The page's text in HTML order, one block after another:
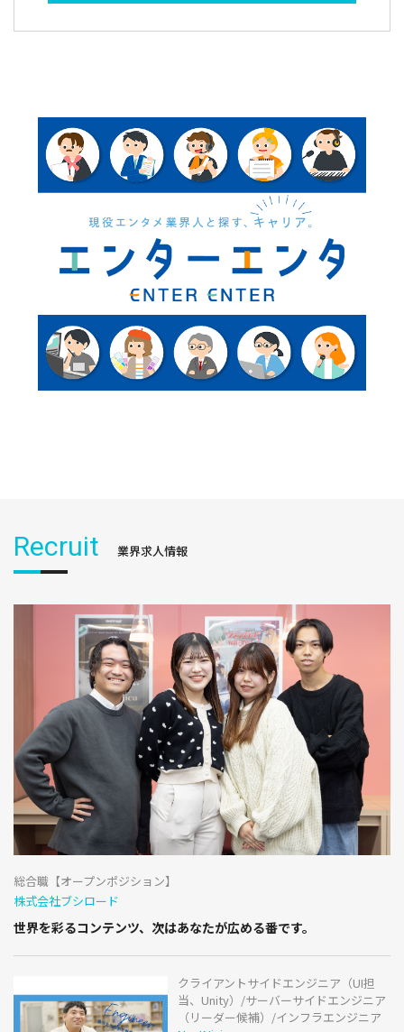
Recruit 業界求人情報
総合職【オープンポジション】
株式会社ブシロード
世界を彩るコンテンツ、次はあなたが広める番です。
クライアントサイドエンジニア（UI担
当、Unity）/サーバーサイドエンジニア
（リーダー候補）/インフラエンジニア